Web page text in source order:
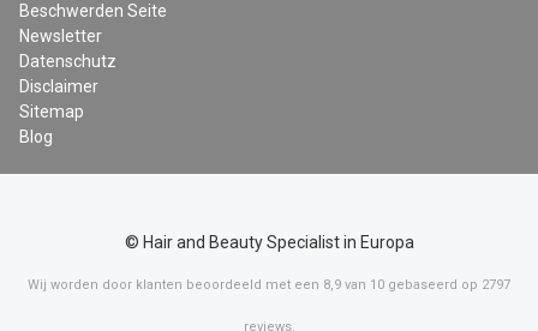
Beschwerden Seite
Newsletter
Datenschutz
Disclaimer
Sitemap
Blog
© Hair and Beauty Specialist in Europa
Wij worden door klanten beoordeeld met een 8,9 van 10 gebaseerd op 2797
reviews.